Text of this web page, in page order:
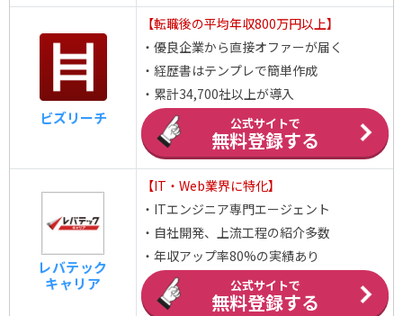
ビズリーチ
【転職後の平均年収800万円以上】
・優良企業から直接オファーが届く
・経歴書はテンプレで簡単作成
・累計34,700社以上が導入
公式サイトで
無料登録する
レバテック
キャリア
【IT・Web業界に特化】
・ITエンジニア専門エージェント
・自社開発、上流工程の紹介多数
・年収アップ率80%の実績あり
公式サイトで
無料登録する